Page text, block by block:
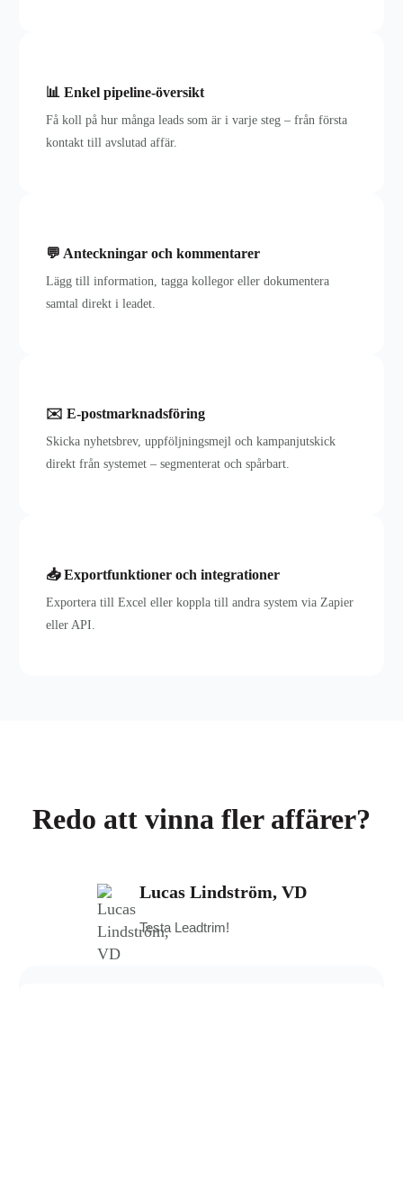
📊 Enkel pipeline-översikt
Få koll på hur många leads som är i varje steg – från första
kontakt till avslutad affär.
💬 Anteckningar och kommentarer
Lägg till information, tagga kollegor eller dokumentera
samtal direkt i leadet.
✉️ E-postmarknadsföring
Skicka nyhetsbrev, uppföljningsmejl och kampanjutskick
direkt från systemet – segmenterat och spårbart.
📥 Exportfunktioner och integrationer
Exportera till Excel eller koppla till andra system via Zapier
eller API.
Redo att vinna fler affärer?
Lucas Lindström, VD
Testa Leadtrim!